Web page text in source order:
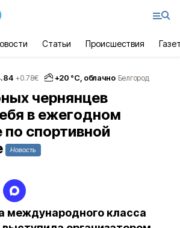
Статьи Происшествия
+0.78€ +20 °С, облачно Белгород
чернянцев
в ежегодном
по спортивной
Новость
международного класса